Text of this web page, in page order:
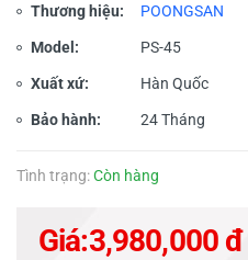
Thương hiệu: POONGSAN
Model: PS-45
Xuất xứ: Hàn Quốc
Bảo hành: 24 Tháng
Tình trạng:Còn hàng
Giá:3,980,000 đ